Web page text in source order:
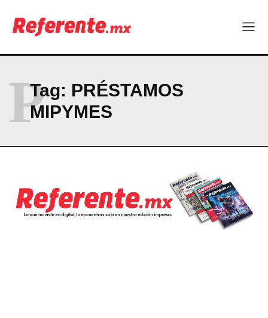
Linux nació como un hobby y hoy mueve la tecnología global
Más escuelas renovadas: fortalecen espacios para el regreso
Los 40 ya no son la mitad de la vida: son el nuevo punto de
partida
CONTACT
PRIVACY POLICY
Tag: PRÉSTAMOS
MIPYMES
P